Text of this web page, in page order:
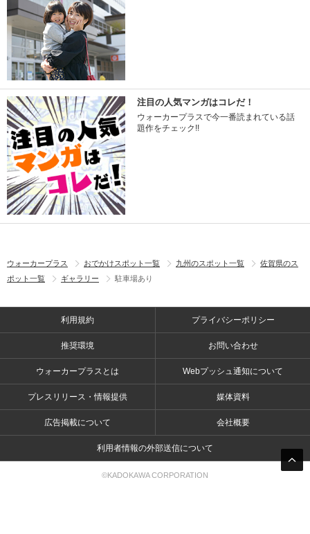
注目の人気マンガはコレだ！
ウォーカープラスで今一番読まれている話
題作をチェック!!
ウォーカープラス おでかけスポット一覧 九州のスポット一覧
佐賀県のス
ポット一覧
ギャラリー 駐車場あり
利用規約 プライバシーポリシー
推奨環境 お問い合わせ
ウォーカープラスとは Webプッシュ通知について
プレスリリース・情報提供 媒体資料
広告掲載について 会社概要
利用者情報の外部送信について
©KADOKAWA CORPORATION